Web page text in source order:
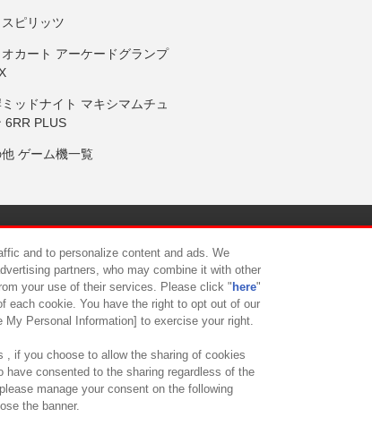
ピリッツ
カート アーケードグランプ
ッドナイト マキシマムチュ
6RR PLUS
ゲーム機一覧
について カスタマーハラスメント対応方針
and to personalize content and ads. We
partners, who may combine it with other
your use of their services. Please click " here"
each cookie. You have the right to opt out of our
Personal Information] to exercise your right.
, if you choose to allow the sharing of cookies
have consented to the sharing regardless of the
manage your consent on the following
the banner.